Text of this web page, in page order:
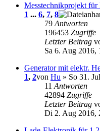
Messtechnikprojekt für
1 ... 6, 7, 8
79 Antworten
196453 Zugriffe
Letzter Beitrag
Sa 6. Aug 2016,
Generator mit elektr.
1, 2von Hu » So 31.
11 Antworten
42894 Zugriffe
Letzter Beitrag
Di 2. Aug 2016,